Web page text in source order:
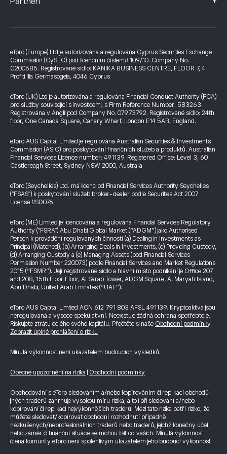
eToro (Europe) Ltd je autorizována a regulována Cyprus Securities Exchange
Commission (CySEC) pod licenčním číslem# 109/10. Company No.
C200585. Registrované sídlo: KANIKA BUSINESS CENTRE, FLOOR 7, 4
Profiti Ilia Germasogeia, 4046 Cyprus
eToro (UK) Ltd je autorizována a regulována Financial Conduct Authority (FCA)
pro služby související s investicemi, s Firm Reference Number: 583263.
Registrována v Anglii pod Company No. 07973792. Registrované sídlo: 24th
floor, One Canada Square, Canary Wharf, London E14 5AB, England.
eToro AUS Capital Limited je regulována Australian Securities & Investments
Commission (ASIC) pro poskytování finančních služeb a produktů. Australian
Financial Services Licence number: 491139. Registered Office: Level 3, 60
Castlereagh Street, Sydney NSW 2000, Australia
eToro (Seychelles) Ltd. má licenci od Financial Services Authority Seychelles
("FSAS") k poskytování služeb broker-dealer podle Securities Act 2007
License #SD076
eToro (ME) Limited je licencována a regulována Financial Services Regulatory
Authority ("FSRA") Abu Dhabi Global Market (“ADGM”) jako Authorised
Person k provádění regulovaných činností (a) Dealing in Investments as
Principal (Matched), (b) Arranging Deals in Investments, (c) Providing Custody,
(d) Arranging Custody a (e) Managing Assets (pod Financial Services
Permission Number 220073) podle Financial Services and Market Regulations
2015 (“FSMR”). Její registrované sídlo a hlavní místo podnikání je Office 207
and 208, 15th Floor Floor, Al Sarab Tower, ADGM Square, Al Maryah Island,
Abu Dhabi, United Arab Emirates (“UAE”).
eToro AUS Capital Limited ACN 612 791 803 AFSL 491139. Kryptoaktiva jsou
neregulovaná a vysoce spekulativní. Neexistuje žádná ochrana spotřebitele.
Riskujete ztrátu celého svého kapitálu. Přečtěte si naše Obchodní podmínky.
Zobrazit úplné prohlášení o riziku
Minulá výkonnost není ukazatelem budoucích výsledků.
Obecné upozornění na rizika Obchodní podmínky
Obchodování s eToro sledováním a/nebo kopírováním či replikací obchodů
jiných traderů zahrnuje vysokou míru rizika, a to i při sledování a/nebo
kopírování či replikaci nejvýkonnějších traderů. Mezi tato rizika patří riziko, že
můžete sledovat/kopírovat obchodní rozhodnutí případně
nezkušených/neprofesionálních traderů nebo traderů, jejichž konečný účel
nebo záměr či finanční situace se mohou lišit od vašich. Minulá výkonnost
člena komunity eToro není spolehlivým ukazatelem jeho budoucí výkonnosti.